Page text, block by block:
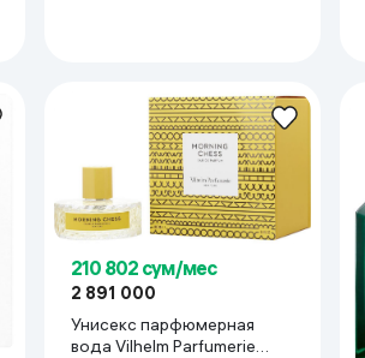
210 802 сум/мес
2 891 000
Унисекс парфюмерная
вода Vilhelm Parfumerie